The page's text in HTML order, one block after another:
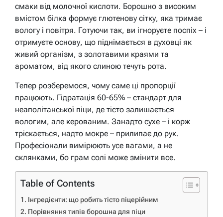
смаки від молочної кислоти. Борошно з високим
вмістом білка формує глютенову сітку, яка тримає
вологу і повітря. Готуючи так, ви ігноруєте поспіх – і
отримуєте основу, що піднімається в духовці як
живий організм, з золотавими краями та
ароматом, від якого слиною течуть рота.
Тепер розберемося, чому саме ці пропорції
працюють. Гідратація 60-65% – стандарт для
неаполітанської піци, де тісто залишається
вологим, але керованим. Занадто сухе – і корж
тріскається, надто мокре – прилипає до рук.
Професіонали вимірюють усе вагами, а не
склянками, бо грам солі може змінити все.
Table of Contents
Інгредієнти: що робить тісто піцерійним
Порівняння типів борошна для піци